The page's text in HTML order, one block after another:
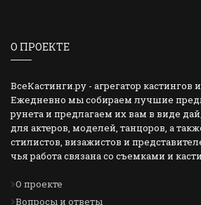
О ПРОЕКТЕ
ВсеКастинги.ру - агрегатор кастингов
Ежедневно мы собираем лучшие
рунета и предлагаем их вам в виде
для актеров, моделей, танцоров, а
стилистов, визажистов и
чья работа связана со съемками и
О проекте
Вопросы и ответы